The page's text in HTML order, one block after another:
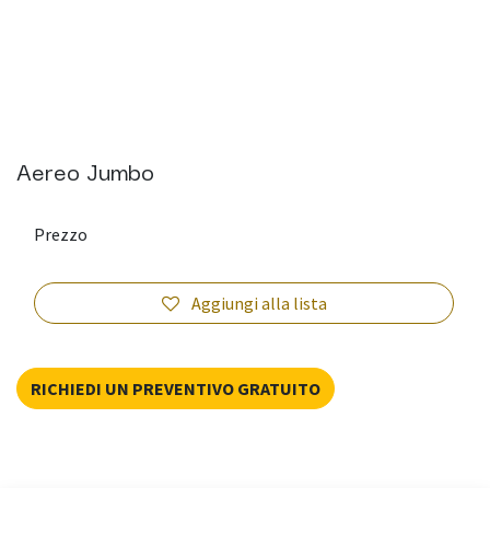
Aereo Jumbo
Aggiungi alla lista
Prezzo
RICHIEDI UN PREVENTIVO GRATUITO